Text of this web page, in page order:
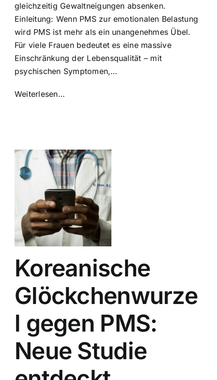
gleichzeitig Gewaltneigungen absenken.
Einleitung: Wenn PMS zur emotionalen Belastung
wird PMS ist mehr als ein unangenehmes Übel.
Für viele Frauen bedeutet es eine massive
Einschränkung der Lebensqualität – mit
psychischen Symptomen,…
Weiterlesen…
Koreanische
Glöckchenwurze
l gegen PMS:
Neue Studie